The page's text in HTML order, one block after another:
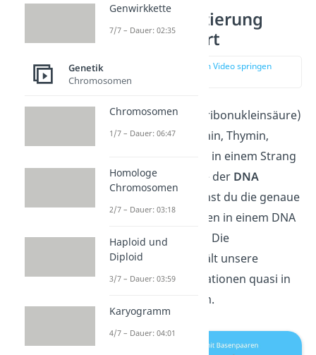
DNA Sequenzierung
einfach erklärt
zur Stelle im Video springen
In derDNA(Desoxyribonukleinsäure)
sind die Basen (Adenin, Thymin,
Guanin und Cytosin) in einem Strang
angeordnet. Mithilfe der DNA
kannst du die genaue
Reihenfolge der Basen in einem DNA
Molekül bestimmen. Die
Basensequenz enthält unsere
genetischen Informationen quasi in
verschlüsselter Form.
Genwirkkette
7/7 – Dauer: 02:35
Genetik
Chromosomen
Chromosomen
1/7 – Dauer: 06:47
Homologe
Chromosomen
2/7 – Dauer: 03:18
Haploid und
Diploid
3/7 – Dauer: 03:59
Karyogramm
4/7 – Dauer: 04:01